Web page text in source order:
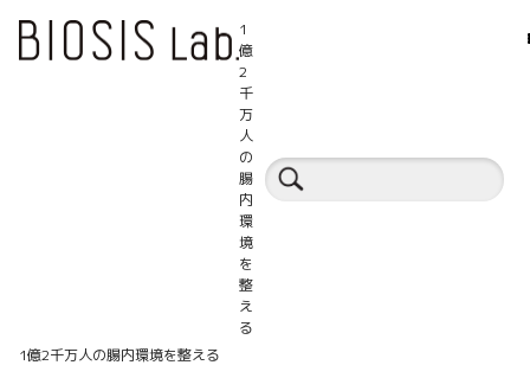
1
億
2
千
万
人
の
腸
内
環
境
を
整
え
る
1億2千万人の腸内環境を整える
プロバイオティクスと離乳子豚におけ